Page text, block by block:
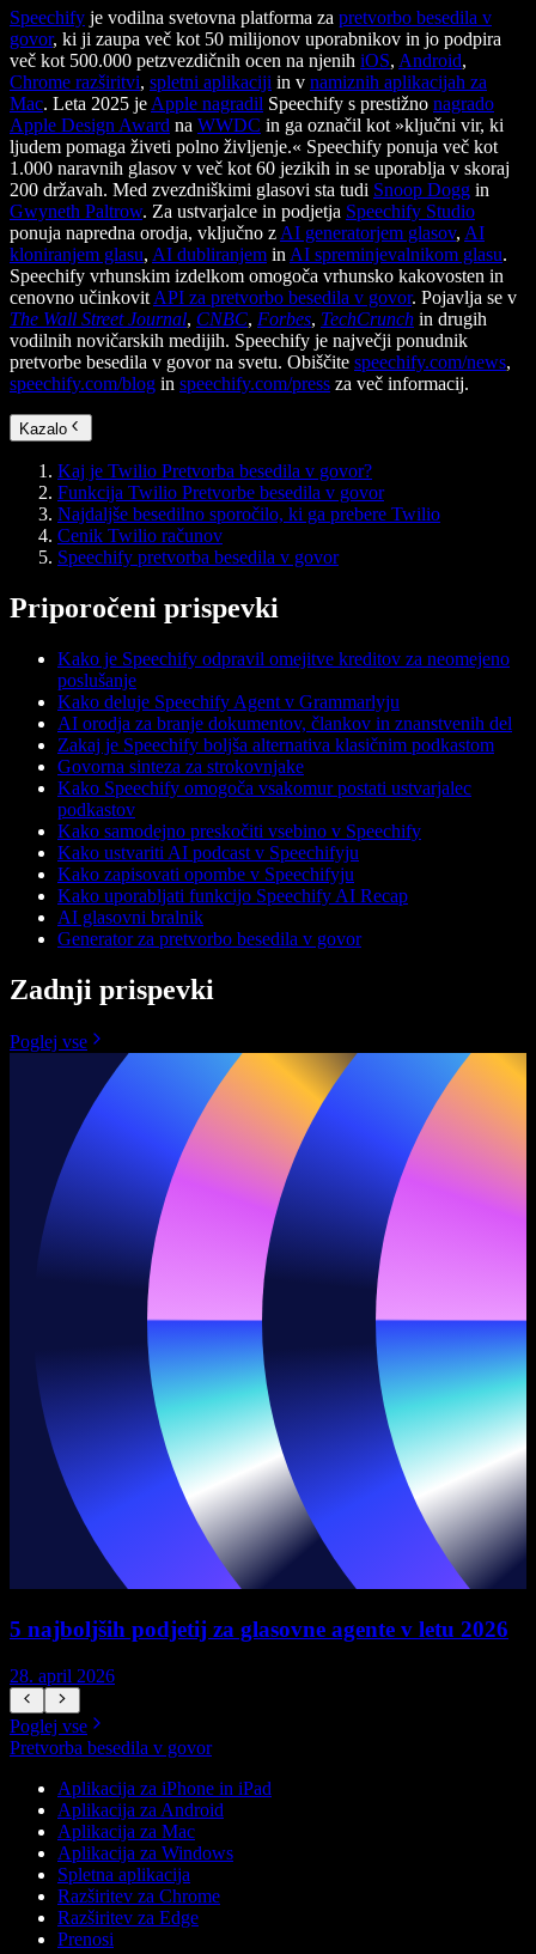
Speechify je vodilna svetovna platforma za pretvorbo besedila v
govor, ki ji zaupa več kot 50 milijonov uporabnikov in jo podpira
več kot 500.000 petzvezdičnih ocen na njenih iOS, Android,
Chrome razširitvi, spletni aplikaciji in v namiznih aplikacijah za
Mac. Leta 2025 jeApple nagradil Speechify s prestižno nagrado
Apple Design Award na WWDC in ga označil kot »ključni vir, ki
ljudem pomaga živeti polno življenje.« Speechify ponuja več kot
1.000 naravnih glasov v več kot 60 jezikih in se uporablja v skoraj
200 državah. Med zvezdniškimi glasovi sta tudi Snoop Dogg in
Gwyneth Paltrow. Za ustvarjalce in podjetja Speechify Studio
ponuja napredna orodja, vključno zAI generatorjem glasov, AI
kloniranjem glasu, AI dubliranjem inAI spreminjevalnikom glasu.
Speechify vrhunskim izdelkom omogoča vrhunsko kakovosten in
cenovno učinkovitAPI za pretvorbo besedila v govor. Pojavlja se v
The Wall Street Journal, CNBC, Forbes, TechCrunch in drugih
vodilnih novičarskih medijih. Speechify je največji ponudnik
pretvorbe besedila v govor na svetu. Obiščite speechify.com/news,
speechify.com/blog in speechify.com/press za več informacij.
Kazalo
Kaj je Twilio Pretvorba besedila v govor?
Funkcija Twilio Pretvorbe besedila v govor
Najdaljše besedilno sporočilo, ki ga prebere Twilio
Cenik Twilio računov
Speechify pretvorba besedila v govor
Priporočeni prispevki
Kako je Speechify odpravil omejitve kreditov za neomejeno
poslušanje
Kako deluje Speechify Agent v Grammarlyju
AI orodja za branje dokumentov, člankov in znanstvenih del
Zakaj je Speechify boljša alternativa klasičnim podkastom
Govorna sinteza za strokovnjake
Kako Speechify omogoča vsakomur postati ustvarjalec
podkastov
Kako samodejno preskočiti vsebino v Speechify
Kako ustvariti AI podcast v Speechifyju
Kako zapisovati opombe v Speechifyju
Kako uporabljati funkcijo Speechify AI Recap
AI glasovni bralnik
Generator za pretvorbo besedila v govor
Zadnji prispevki
Poglej vse
5 najboljših podjetij za glasovne agente v letu 2026
28. april 2026
Poglej vse
Pretvorba besedila v govor
Aplikacija za iPhone in iPad
Aplikacija za Android
Aplikacija za Mac
Aplikacija za Windows
Spletna aplikacija
Razširitev za Chrome
Razširitev za Edge
Prenosi